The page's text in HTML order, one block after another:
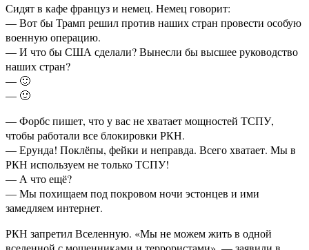
Сидят в кафе француз и немец. Немец говорит:
— Вот бы Трамп решил против наших стран провести особую
военную операцию.
— И что бы США сделали? Вынесли бы высшее руководство
наших стран?
— 🙂
— 🙂
— Форбс пишет, что у вас не хватает мощностей ТСПУ,
чтобы работали все блокировки РКН.
— Ерунда! Поклёпы, фейки и неправда. Всего хватает. Мы в
РКН используем не только ТСПУ!
— А что ещё?
— Мы похищаем под покровом ночи эстонцев и ими
замедляем интернет.
РКН запретил Вселенную. «Мы не можем жить в одной